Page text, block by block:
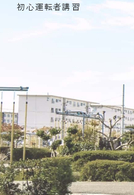
初心運転者講習